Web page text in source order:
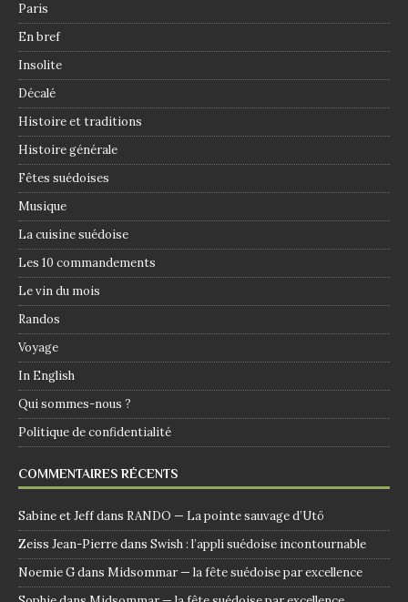
Paris
En bref
Insolite
Décalé
Histoire et traditions
Histoire générale
Fêtes suédoises
Musique
La cuisine suédoise
Les 10 commandements
Le vin du mois
Randos
Voyage
In English
Qui sommes-nous ?
Politique de confidentialité
COMMENTAIRES RÉCENTS
Sabine et Jeffdans RANDO — La pointe sauvage d’Utö
Zeiss Jean-Pierredans Swish : l’appli suédoise incontournable
Noemie Gdans Midsommar — la fête suédoise par excellence